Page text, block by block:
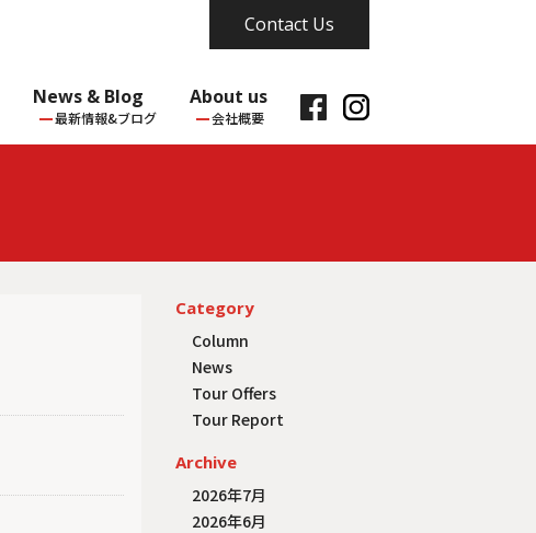
Contact Us
News & Blog
最新情報&ブログ
About us
会社概要
Category
Column
News
Tour Offers
Tour Report
Archive
2026年7月
2026年6月